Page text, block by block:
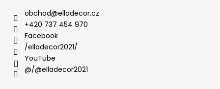
obchod@elladecor.cz
+420 737 454 970
Facebook
/elladecor2021/
YouTube
@/@elladecor2021